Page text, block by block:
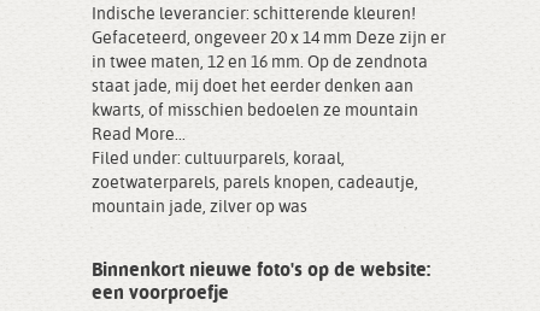
Indische leverancier: schitterende kleuren!
Gefaceteerd, ongeveer 20 x 14 mm Deze zijn er
in twee maten, 12 en 16 mm. Op de zendnota
staat jade, mij doet het eerder denken aan
kwarts, of misschien bedoelen ze mountain
Read More...
Filed under: cultuurparels, koraal,
zoetwaterparels, parels knopen, cadeautje,
mountain jade, zilver op was
Binnenkort nieuwe foto's op de website:
een voorproefje